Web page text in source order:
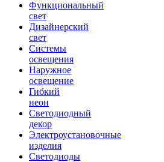
Функциональный
свет
Дизайнерский
свет
Системы
освещения
Наружное
освещение
Гибкий
неон
Светодиодный
декор
Электроустановочные
изделия
Светодиоды